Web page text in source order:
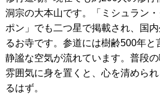
洞宗の大本山です。「ミシュラン
ポン」でも二つ星で掲載され、国
るお寺です。参道には樹齢500年と
静謐な空気が流れています。普段
雰囲気に身を置くと、心を清めら
るはず。